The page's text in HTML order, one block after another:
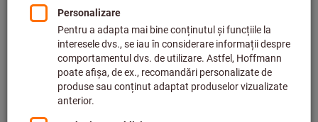
MAS-BT (48)
Filtrare & sortare
produse